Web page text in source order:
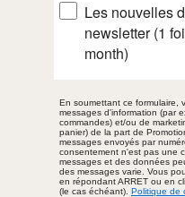
Les nouvelles
newsletter (1
month)
En soumettant ce formulaire,
messages d'information (par
commandes) et/ou de
panier) de la part de
messages envoyés par
consentement n'est pas une
messages et des données
des messages varie. Vous
en répondant ARRET ou en
(le cas échéant). Politique de